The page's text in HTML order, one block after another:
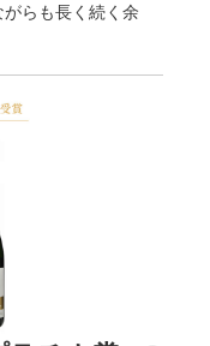
らも長く続く余